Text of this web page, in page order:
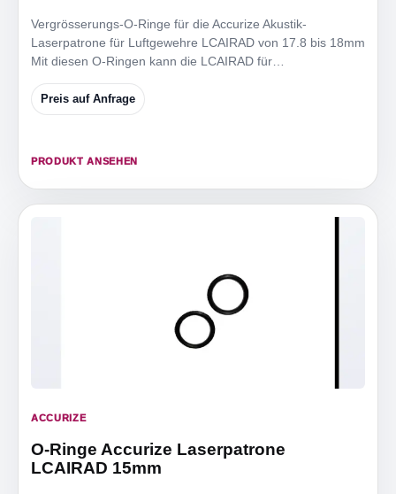
Vergrösserungs-O-Ringe für die Accurize Akustik-
Laserpatrone für Luftgewehre LCAIRAD von 17.8 bis 18mm
Mit diesen O-Ringen kann die LCAIRAD für
Preis auf Anfrage
PRODUKT ANSEHEN
ACCURIZE
O-Ringe Accurize Laserpatrone
LCAIRAD 15mm